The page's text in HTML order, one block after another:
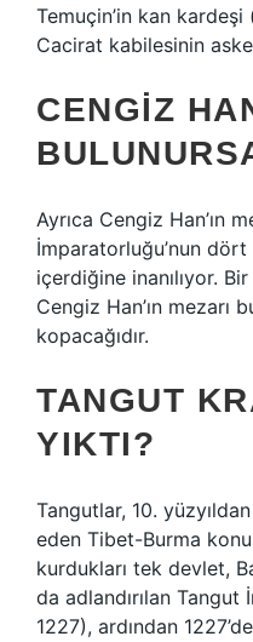
Temuçin’in kan
Cacirat kabilesinin
CENGIZ
Ayrıca Cengiz Han’ın
İmparatorluğu’nun
içerdiğine inanılıyor.
Cengiz Han’ın mezarı
kopacağıdır.
TANGUT
YIKTI?
Tangutlar, 10.
eden Tibet-Burma
kurdukları tek devlet,
da adlandırılan
1227), ardından